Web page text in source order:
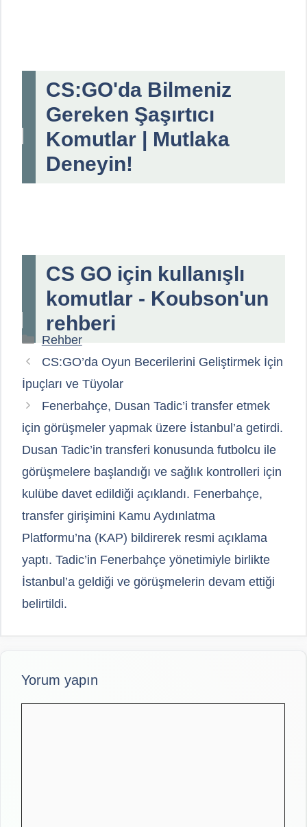
CS:GO'da Bilmeniz
Gereken Şaşırtıcı
Komutlar | Mutlaka
Deneyin!
CS GO için kullanışlı
komutlar - Koubson'un
rehberi
Kategoriler
Rehber
CS:GO’da Oyun Becerilerini Geliştirmek İçin
İpuçları ve Tüyolar
Fenerbahçe, Dusan Tadic’i transfer etmek
için görüşmeler yapmak üzere İstanbul’a getirdi.
Dusan Tadic’in transferi konusunda futbolcu ile
görüşmelere başlandığı ve sağlık kontrolleri için
kulübe davet edildiği açıklandı. Fenerbahçe,
transfer girişimini Kamu Aydınlatma
Platformu’na (KAP) bildirerek resmi açıklama
yaptı. Tadic’in Fenerbahçe yönetimiyle birlikte
İstanbul’a geldiği ve görüşmelerin devam ettiği
belirtildi.
Yorum yapın